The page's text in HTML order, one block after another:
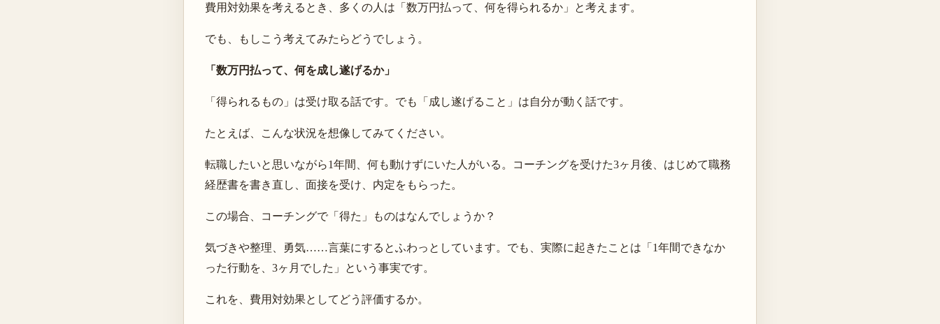
費用対効果を考えるとき、多くの人は「数万円払って、何を得られるか」と考えます。
でも、もしこう考えてみたらどうでしょう。
「数万円払って、何を成し遂げるか」
「得られるもの」は受け取る話です。でも「成し遂げること」は自分が動く話です。
たとえば、こんな状況を想像してみてください。
転職したいと思いながら1年間、何も動けずにいた人がいる。コーチングを受けた3ヶ月後、はじめて職務
経歴書を書き直し、面接を受け、内定をもらった。
この場合、コーチングで「得た」ものはなんでしょうか？
気づきや整理、勇気……言葉にするとふわっとしています。でも、実際に起きたことは「1年間できなか
った行動を、3ヶ月でした」という事実です。
これを、費用対効果としてどう評価するか。